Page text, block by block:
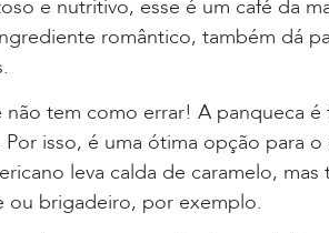
e nutritivo, esse é um café da
romântico, também dá
tem como errar! A panqueca é
isso, é uma ótima opção para o
leva calda de caramelo, mas
ou brigadeiro, por exemplo.